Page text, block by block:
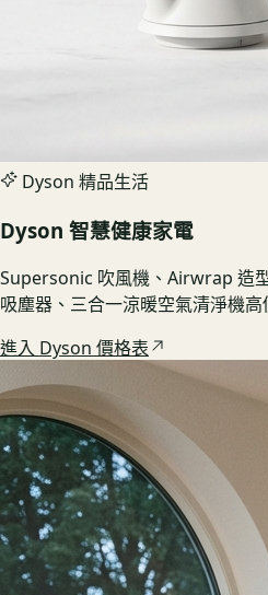
Dyson 精品生活
Dyson 智慧健康家電
Supersonic 吹風機、Airwrap 造
吸塵器、三合一涼暖空氣清淨機高
進入 Dyson 價格表